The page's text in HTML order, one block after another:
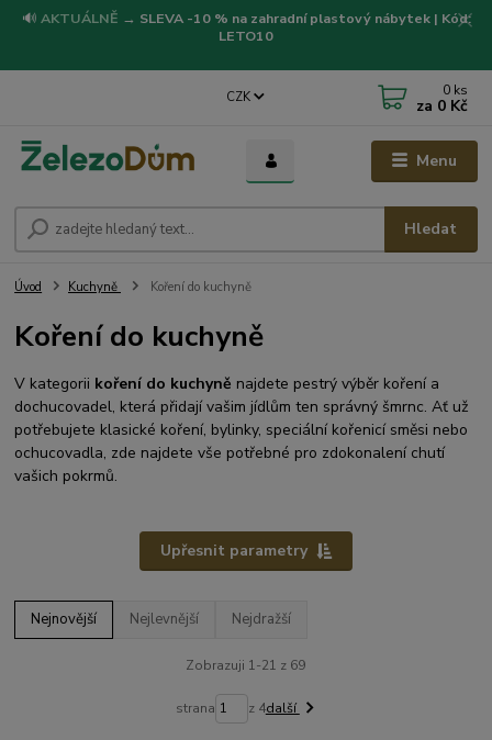
🔊 AKTUÁLNĚ → SLEVA -10 % na zahradní plastový nábytek | Kód:
LETO10
Menu
CZK
Hledat
0 ks
za 0 Kč
Úvod Kuchyně Koření do kuchyně
Koření do kuchyně
V kategorii koření do kuchyně najdete pestrý výběr koření a
dochucovadel, která přidají vašim jídlům ten správný šmrnc. Ať už
potřebujete klasické koření, bylinky, speciální kořenicí směsi nebo
ochucovadla, zde najdete vše potřebné pro zdokonalení chutí
vašich pokrmů.
Upřesnit parametry
Nejnovější Nejlevnější Nejdražší
Zobrazuji 1-21 z 69
strana z 4další